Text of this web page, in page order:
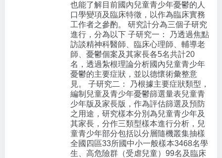
也能了解目前國內兒童青少年憂鬱的人
口學變項及臨床特徵，以作為臨床實務
工作者之參酌。 研究計分為三個子研究
進行，分為以下 子研究一： 乃透過焦點
訪談精神科醫師、臨床心理師、輔導老
師、憂鬱個案及其家長各5名共計20
名，透過紮根理論分析國內兒童青少年
憂鬱的主要症狀，並以德懷術彙整意
見。 子研究二： 乃根據主要症狀類型，
編制兒童及青少年憂鬱篩選量表兒童青
少年版及家長版，作為評估篩選及預防
之用途，研究樣本分別為兒童青少年及
其家長，分作三類型樣本進行分析，兒
童青少年部分包括以分層隨機叢集抽樣
全國四區33所國中小一般樣本3468名學
生、高危險群（受虐兒童）99名及臨床